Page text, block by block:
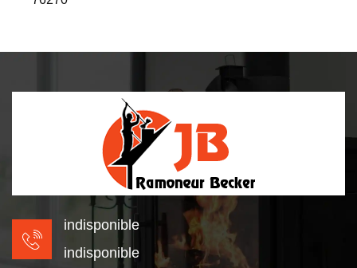
indisponible
indisponible